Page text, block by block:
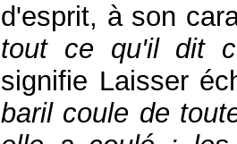
d'esprit, à son
tout ce qu'il dit
signifie Laisser
baril coule de